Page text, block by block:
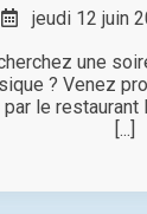
jeudi 12 juin
une
? Venez
le restaurant
[...]